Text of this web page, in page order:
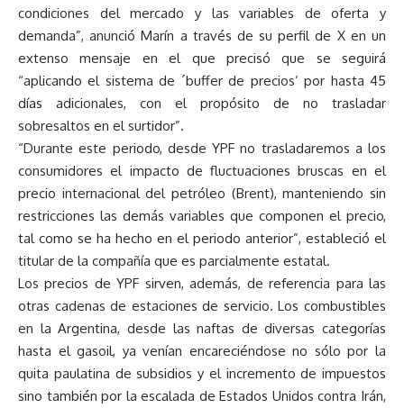
condiciones del mercado y las variables de oferta y
demanda”, anunció Marín a través de su perfil de X en un
extenso mensaje en el que precisó que se seguirá
“aplicando el sistema de ´buffer de precios’ por hasta 45
días adicionales, con el propósito de no trasladar
sobresaltos en el surtidor”.
“Durante este periodo, desde YPF no trasladaremos a los
consumidores el impacto de fluctuaciones bruscas en el
precio internacional del petróleo (Brent), manteniendo sin
restricciones las demás variables que componen el precio,
tal como se ha hecho en el periodo anterior”, estableció el
titular de la compañía que es parcialmente estatal.
Los precios de YPF sirven, además, de referencia para las
otras cadenas de estaciones de servicio. Los combustibles
en la Argentina, desde las naftas de diversas categorías
hasta el gasoil, ya venían encareciéndose no sólo por la
quita paulatina de subsidios y el incremento de impuestos
sino también por la escalada de Estados Unidos contra Irán,